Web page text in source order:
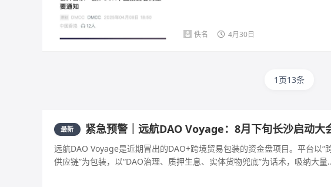
佚名 4月30日
1页13条
最新 紧急预警｜远航DAO Voyage：8月下旬长沙启动大
远航DAO Voyage是近期冒出的DAO+跨境贸易包装的资金盘项目。平台以
供应链”为包装，以“DAO治理、质押生息、实体货物兜底”为话术，吸纳大量